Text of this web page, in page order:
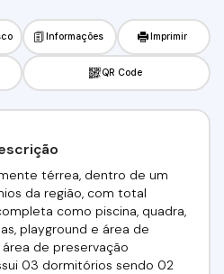
Informações Imprimir
QR Code
térrea, dentro de um
da região, com total
como piscina, quadra,
playground e área de
de preservação
03 dormitórios sendo 02